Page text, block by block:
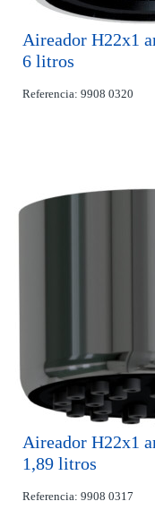
Aireador H22x1
6 litros
Referencia: 9908 0320
Aireador H22x1
1,89 litros
Referencia: 9908 0317